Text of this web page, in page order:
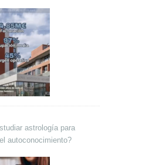
astrología para
autoconocimiento?